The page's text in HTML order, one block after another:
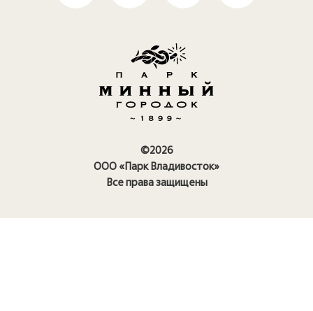
©2026
ООО «Парк Владивосток»
Все права защищены